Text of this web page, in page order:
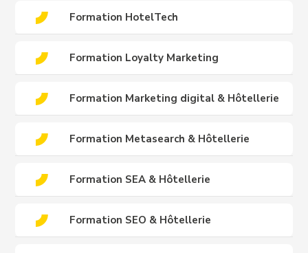
Formation HotelTech
Formation Loyalty Marketing
Formation Marketing digital & Hôtellerie
Formation Metasearch & Hôtellerie
Formation SEA & Hôtellerie
Formation SEO & Hôtellerie